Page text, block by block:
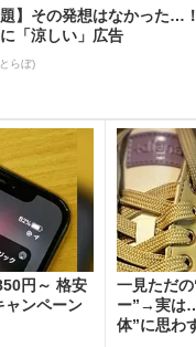
題】その発想はなかった…
「涼しい」広告
らぼ)
円～ 格安
ャンペーン
一見ただ
ー”→実
体”に思わ